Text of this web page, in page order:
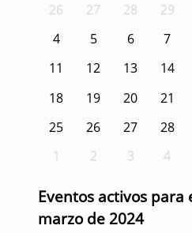
26 27 28 29
4
5 6 7
11
12 13 14
18
19 20 21
25
26 27 28
1
2 3 4
Eventos activos para
marzo de 2024